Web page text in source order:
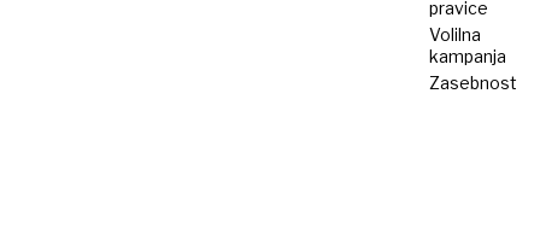
pravice
Volilna
kampanja
Zasebnost